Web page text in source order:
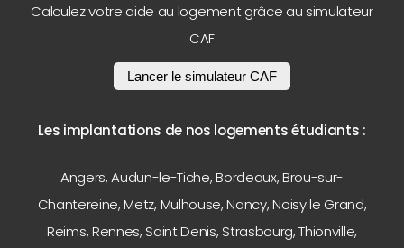
Calculez votre aide au logement grâce au simulateur
CAF
Lancer le simulateur CAF
Les implantations de nos logements étudiants :
Angers,Audun-le-Tiche,Bordeaux,Brou-sur-
Chantereine,Metz, Mulhouse,Nancy,Noisy le Grand,
Reims,Rennes, Saint Denis, Strasbourg,Thionville,